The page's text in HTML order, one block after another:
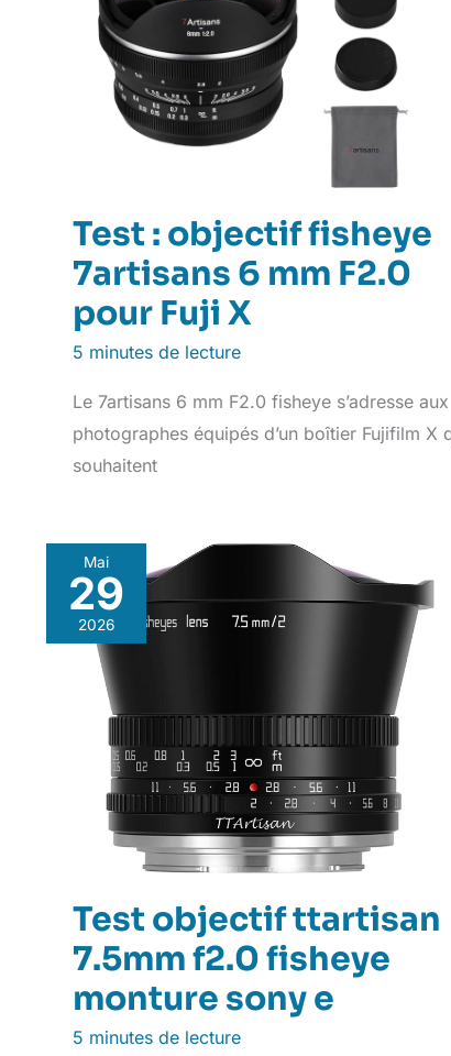
Test : objectif fisheye
7artisans 6 mm F2.0
pour Fuji X
5 minutes de lecture
Le 7artisans 6 mm F2.0 fisheye s’adresse aux
photographes équipés d’un boîtier Fujifilm X
souhaitent
Mai
29
2026
Test objectif ttartisan
7.5mm f2.0 fisheye
monture sony e
5 minutes de lecture